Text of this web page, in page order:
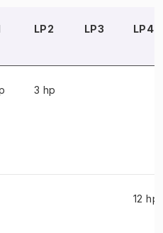
LP2 LP3 LP4
3 hp
12 hp